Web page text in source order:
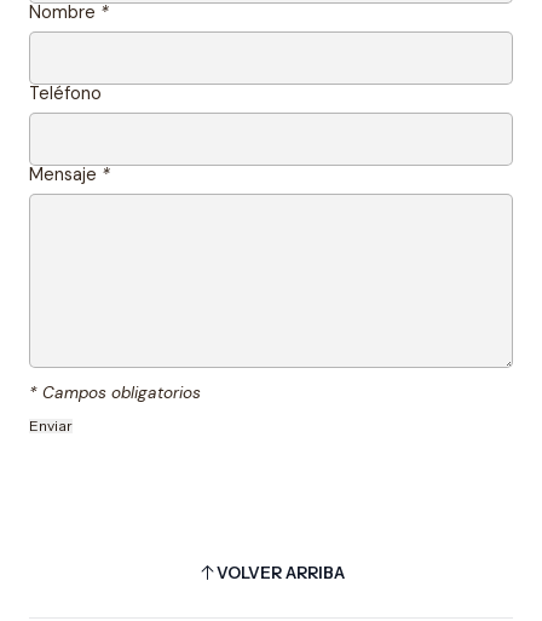
Nombre *
Teléfono
Mensaje *
* Campos obligatorios
VOLVER ARRIBA